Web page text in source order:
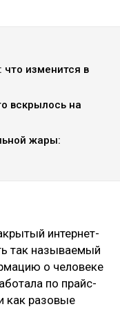
что изменится в
вскрылось на
жары:
интернет-
так называемый
о человеке
по прайс-
как разовые